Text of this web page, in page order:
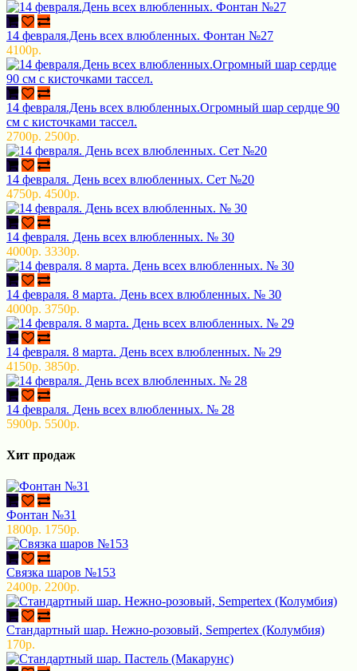
14 февраля.День всех влюбленных. Фонтан №27
4100р.
14 февраля.День всех влюбленных.Огромный шар сердце 90
см с кисточками тассел.
2700р. 2500р.
14 февраля. День всех влюбленных. Сет №20
4750р. 4500р.
14 февраля. День всех влюбленных. № 30
4000р. 3330р.
14 февраля. 8 марта. День всех влюбленных. № 30
4000р. 3750р.
14 февраля. 8 марта. День всех влюбленных. № 29
4150р. 3850р.
14 февраля. День всех влюбленных. № 28
5900р. 5500р.
Хит продаж
Фонтан №31
1800р. 1750р.
Связка шаров №153
2400р. 2200р.
Стандартный шар. Нежно-розовый, Sempertex (Колумбия)
170р.